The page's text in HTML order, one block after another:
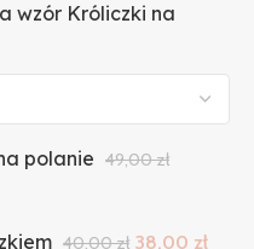
wzór Króliczki na
polanie 49,00zł
40,00zł 38,00 zł